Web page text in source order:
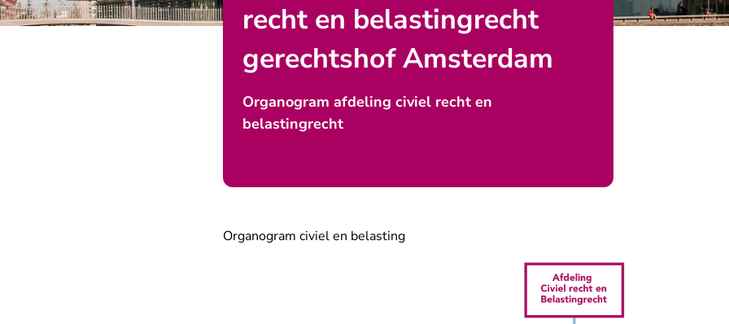
recht en belastingrecht
gerechtshof Amsterdam
Organogram afdeling civiel recht en
belastingrecht
Organogram civiel en belasting